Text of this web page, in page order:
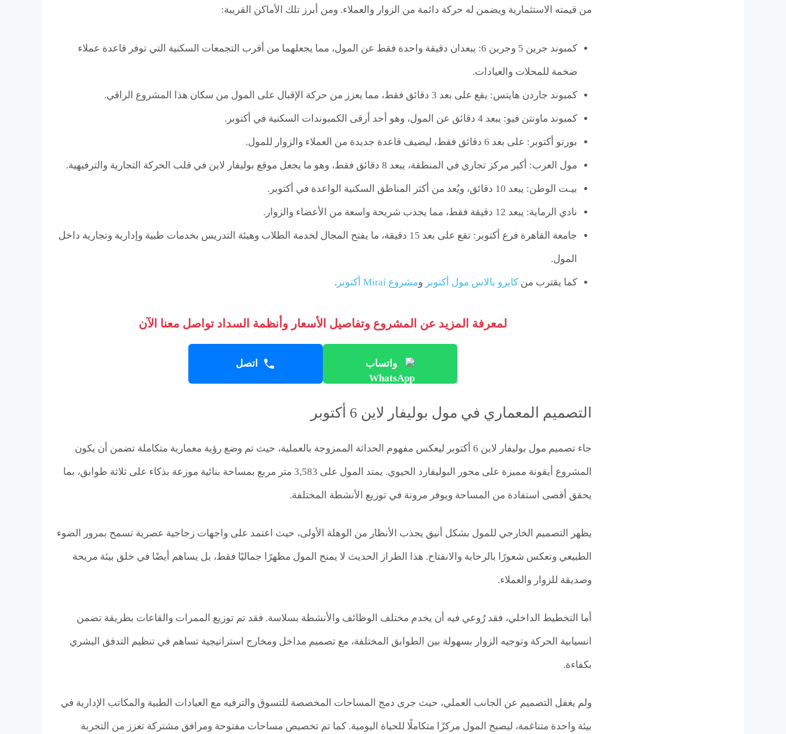
من قيمته الاستثمارية ويضمن له حركة دائمة من الزوار والعملاء. ومن أبرز تلك الأماكن القريبة:
كمبوند جرين 5 وجرين 6: يبعدان دقيقة واحدة فقط عن المول، مما يجعلهما من أقرب التجمعات السكنية التي توفر قاعدة عملاء
ضخمة للمحلات والعيادات.
كمبوند جاردن هايتس: يقع على بعد 3 دقائق فقط، مما يعزز من حركة الإقبال على المول من سكان هذا المشروع الراقي.
كمبوند ماونتن فيو: يبعد 4 دقائق عن المول، وهو أحد أرقى الكمبوندات السكنية في أكتوبر.
بورتو أكتوبر: على بعد 6 دقائق فقط، ليضيف قاعدة جديدة من العملاء والزوار للمول.
مول العرب: أكبر مركز تجاري في المنطقة، يبعد 8 دقائق فقط، وهو ما يجعل موقع بوليفار لاين في قلب الحركة التجارية والترفيهية.
بيـت الوطن: يبعد 10 دقائق، ويُعد من أكثر المناطق السكنية الواعدة في أكتوبر.
نادي الرماية: يبعد 12 دقيقة فقط، مما يجذب شريحة واسعة من الأعضاء والزوار.
جامعة القاهرة فرع أكتوبر: تقع على بعد 15 دقيقة، ما يفتح المجال لخدمة الطلاب وهيئة التدريس بخدمات طبية وإدارية وتجارية داخل
المول.
كما يقترب من كايرو بالاس مول أكتوبر ومشروع Mirai أكتوبر .
لمعرفة المزيد عن المشروع وتفاصيل الأسعار وأنظمة السداد تواصل معنا الآن
واتساب اتصل
التصميم المعماري في مول بوليفار لاين 6 أكتوبر
جاء تصميم مول بوليفار لاين 6 أكتوبر ليعكس مفهوم الحداثة الممزوجة بالعملية، حيث تم وضع رؤية معمارية متكاملة تضمن أن يكون
المشروع أيقونة مميزة على محور البوليفارد الحيوي. يمتد المول على 3,583 متر مربع بمساحة بنائية موزعة بذكاء على ثلاثة طوابق، بما
يحقق أقصى استفادة من المساحة ويوفر مرونة في توزيع الأنشطة المختلفة.
يظهر التصميم الخارجي للمول بشكل أنيق يجذب الأنظار من الوهلة الأولى، حيث اعتمد على واجهات زجاجية عصرية تسمح بمرور الضوء
الطبيعي وتعكس شعورًا بالرحابة والانفتاح. هذا الطراز الحديث لا يمنح المول مظهرًا جماليًا فقط، بل يساهم أيضًا في خلق بيئة مريحة
وصديقة للزوار والعملاء.
أما التخطيط الداخلي، فقد رُوعي فيه أن يخدم مختلف الوظائف والأنشطة بسلاسة. فقد تم توزيع الممرات والقاعات بطريقة تضمن
انسيابية الحركة وتوجيه الزوار بسهولة بين الطوابق المختلفة، مع تصميم مداخل ومخارج استراتيجية تساهم في تنظيم التدفق البشري
بكفاءة.
ولم يغفل التصميم عن الجانب العملي، حيث جرى دمج المساحات المخصصة للتسوق والترفيه مع العيادات الطبية والمكاتب الإدارية في
بيئة واحدة متناغمة، ليصبح المول مركزًا متكاملًا للحياة اليومية. كما تم تخصيص مساحات مفتوحة ومرافق مشتركة تعزز من التجربة